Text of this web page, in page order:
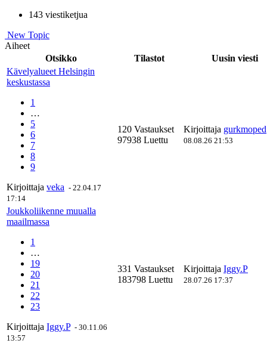
143 viestiketjua
New Topic
Aiheet
Otsikko
Tilastot
Uusin viesti
Kävelyalueet Helsingin
keskustassa
1
…
5
6
7
8
9
Kirjoittaja veka - 22.04.17
17:14
120 Vastaukset
97938 Luettu
Kirjoittaja gurkmoped
08.08.26 21:53
Joukkoliikenne muualla
maailmassa
1
…
19
20
21
22
23
Kirjoittaja Iggy.P - 30.11.06
13:57
331 Vastaukset
183798 Luettu
Kirjoittaja Iggy.P
28.07.26 17:37